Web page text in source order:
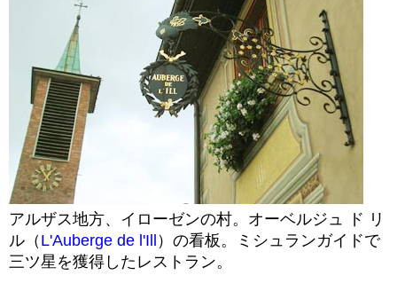
アルザス地方、イローゼンの村。オーベルジュ ド リ
ル（ L'Auberge de l'Ill ）の看板。ミシュランガイドで
三ツ星を獲得したレストラン。